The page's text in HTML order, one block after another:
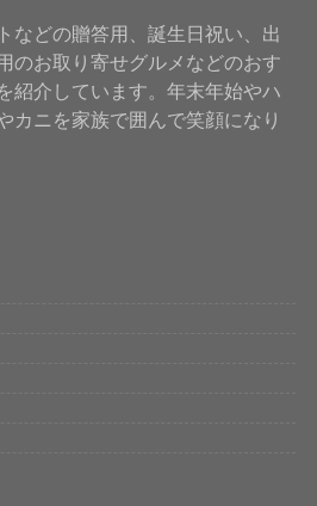
などの贈答用、誕生日祝い、出
のお取り寄せグルメなどのおす
紹介しています。年末年始やハ
カニを家族で囲んで笑顔になり